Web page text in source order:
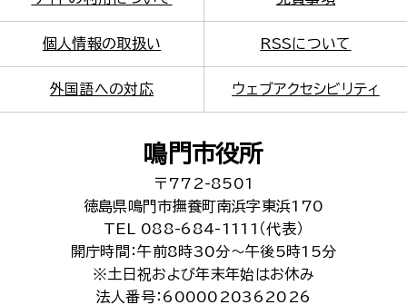
個人情報の取扱い RSSについて
外国語への対応 ウェブアクセシビリティ
鳴門市役所
〒772-8501
徳島県鳴門市撫養町南浜字東浜170
TEL 088-684-1111（代表）
開庁時間：午前8時30分～午後5時15分
※土日祝および年末年始はお休み
法人番号：6000020362026